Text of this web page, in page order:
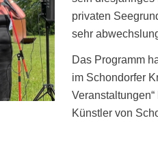
privaten
sehr
Das Programm
im Schondorfer
Künstler von